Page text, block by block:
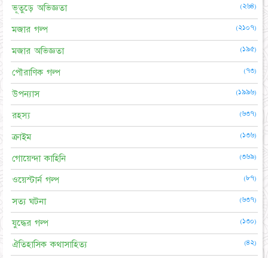
ভূতুড়ে অভিজ্ঞতা (২৬৪)
মজার গল্প (২১০৭)
মজার অভিজ্ঞতা (১৯৫)
পৌরাণিক গল্প (৭৩)
উপন্যাস (১৯৯৬)
রহস্য (৬৩৭)
ক্রাইম (১৩৬)
গোয়েন্দা কাহিনি (৩৬৯)
ওয়েস্টার্ন গল্প (৮৭)
সত্য ঘটনা (৬৩৭)
যুদ্ধের গল্প (১৩০)
ঐতিহাসিক কথাসাহিত্য (৪২)